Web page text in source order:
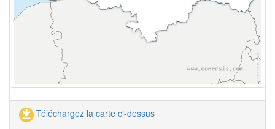
Téléchargez la carte ci-dessus